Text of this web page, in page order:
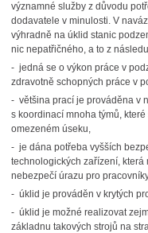
významné služby z důvodu
dodavatele v minulosti. V
výhradně na úklid stanic
nic nepatřičného, a to z
- jedná se o výkon práce v
zdravotně schopných práce v
- většina prací je prováděna v
s koordinací mnoha týmů,
omezeném úseku,
- je dána potřeba vyšších
technologických zařízení,
nebezpečí úrazu pro
- úklid je prováděn v krytých
- úklid je možné realizovat
základnu takových strojů na